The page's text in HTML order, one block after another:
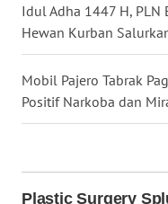
Idul Adha 1447 H, PLN
Hewan Kurban
Mobil Pajero Tabrak
Positif Narkoba dan
WN
DAIRI
WN
DANAU